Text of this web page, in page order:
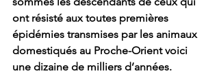
ont résisté aux toutes premières
épidémies transmises par les animaux
domestiqués au Proche-Orient voici
une dizaine de milliers d’années.